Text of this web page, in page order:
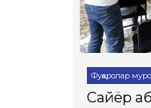
Фуқаролар
Сайёр